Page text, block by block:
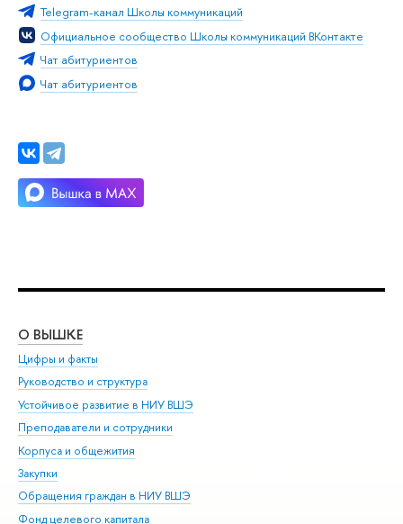
Telegram-канал Школы коммуникаций
Официальное сообщество Школы коммуникаций ВКонтакте
Чат абитуриентов
Чат абитуриентов
О ВЫШКЕ
Цифры и факты
Руководство и структура
Устойчивое развитие в НИУ ВШЭ
Преподаватели и сотрудники
Корпуса и общежития
Закупки
Обращения граждан в НИУ ВШЭ
Фонд целевого капитала